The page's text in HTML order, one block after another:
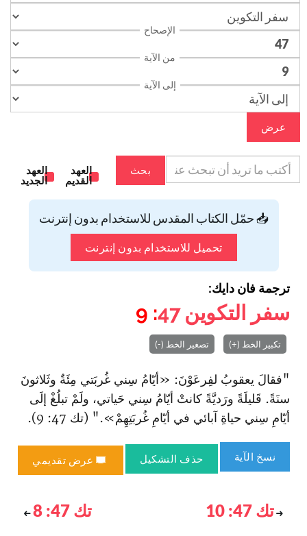
الإصحاح
من الآية
إلى الآية
عرض
بحث
العهد
القديم
العهد
الجديد
📥 حمّل الكتاب المقدس للاستخدام بدون إنترنت
تحميل للاستخدام بدون إنترنت
ترجمة فان دايك:
سفر التكوين 47
: 9
تكبير الخط (+) تصغير الخط (-)
"فقالَ يعقوبُ لفِرعَوْنَ: «أيّامُ سِني غُربَتي مِئَةٌ وثَلاثونَ
سنَةً. قَليلَةً ورَديَّةً كانتْ أيّامُ سِني حَياتي، ولَمْ تبلُغْ إلَى
أيّامِ سِني حياةِ آبائي في أيّامِ غُربَتِهِمْ»." (تك 47: 9).
نسخ الآية حذف التشكيل عرض تقديمي
تك 47: 10 تك 47: 8